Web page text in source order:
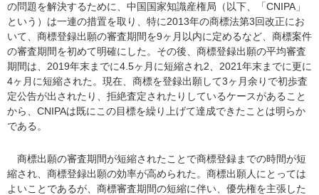
の問題を解決するために、中国国家知識産権局（以下、「CNIPA」
という）は一連の措置を取り、特に2013年の商標法第3回改正にお
いて、商標登録出願の審査期間を9ヶ月以内に定めるなど、商標案件
の審査期間を初めて明確にした。その後、商標登録出願の平均審査
期間は、2019年末までに4.5ヶ月に短縮され2、2021年末までに更に
4ヶ月に短縮された。現在、商標を登録出願して3ヶ月余りで初歩査
定公告が出されたり、拒絶査定されたりしているケースがあること
から、CNIPAは既にこの目標を繰り上げて達成できたことは明らか
である。
商標出願の審査期間が短縮されたことで商標登録までの時間が短
縮され、商標登録出願の効率が高められた。商標出願人にとっては
よいことであるが、商標審査期間の短縮に伴い、優先権を主張した